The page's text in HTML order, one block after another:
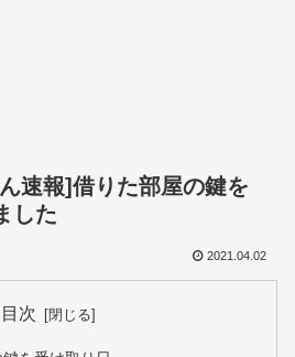
速報]借りた部屋の鍵を
した
2021.04.02
目次